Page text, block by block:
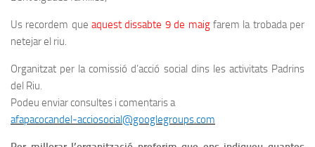
Us recordem queaquest dissabte 9 de maigfarem la trobada per
netejar el riu.
Organitzat per la comissió d’acció social dins les activitats Padrins
del Riu.
Podeu enviar consultes i comentaris a
afapacocandel-acciosocial@googlegroups.com